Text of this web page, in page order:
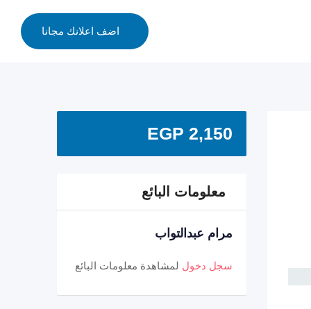
اضف اعلانك مجانا
EGP 2,150
معلومات البائع
مرام عبدالتواب
سجل دخول لمشاهدة معلومات البائع